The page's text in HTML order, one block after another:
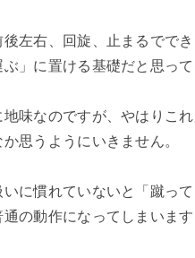
後左右、回旋、止まるでで
」に置ける基礎だと思って
味なのですが、やはりこ
思うようにいきません。
に慣れていないと「蹴っ
通の動作になってしまいます